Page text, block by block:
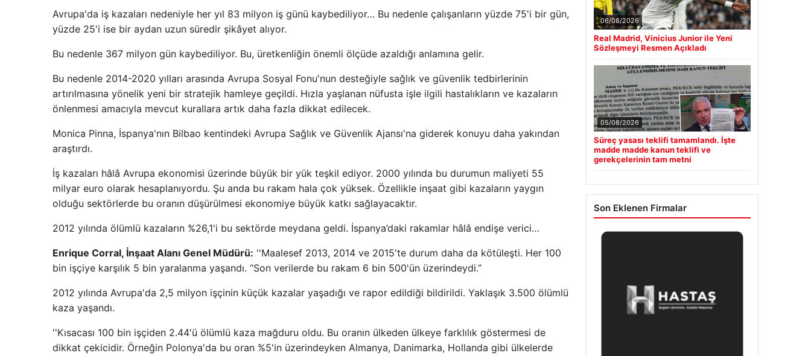
Avrupa'da iş kazaları nedeniyle her yıl 83 milyon iş günü kaybediliyor… Bu nedenle çalışanların yüzde 75'i bir gün,
yüzde 25'i ise bir aydan uzun süredir şikâyet alıyor.
Bu nedenle 367 milyon gün kaybediliyor. Bu, üretkenliğin önemli ölçüde azaldığı anlamına gelir.
Bu nedenle 2014-2020 yılları arasında Avrupa Sosyal Fonu'nun desteğiyle sağlık ve güvenlik tedbirlerinin
artırılmasına yönelik yeni bir stratejik hamleye geçildi. Hızla yaşlanan nüfusta işle ilgili hastalıkların ve kazaların
önlenmesi amacıyla mevcut kurallara artık daha fazla dikkat edilecek.
Monica Pinna, İspanya'nın Bilbao kentindeki Avrupa Sağlık ve Güvenlik Ajansı'na giderek konuyu daha yakından
araştırdı.
İş kazaları hâlâ Avrupa ekonomisi üzerinde büyük bir yük teşkil ediyor. 2000 yılında bu durumun maliyeti 55
milyar euro olarak hesaplanıyordu. Şu anda bu rakam hala çok yüksek. Özellikle inşaat gibi kazaların yaygın
olduğu sektörlerde bu oranın düşürülmesi ekonomiye büyük katkı sağlayacaktır.
2012 yılında ölümlü kazaların %26,1'i bu sektörde meydana geldi. İspanya’daki rakamlar hâlâ endişe verici…
Enrique Corral, İnşaat Alanı Genel Müdürü: ''Maalesef 2013, 2014 ve 2015'te durum daha da kötüleşti. Her 100
bin işçiye karşılık 5 bin yaralanma yaşandı. “Son verilerde bu rakam 6 bin 500'ün üzerindeydi.”
2012 yılında Avrupa'da 2,5 milyon işçinin küçük kazalar yaşadığı ve rapor edildiği bildirildi. Yaklaşık 3.500 ölümlü
kaza yaşandı.
''Kısacası 100 bin işçiden 2.44'ü ölümlü kaza mağduru oldu. Bu oranın ülkeden ülkeye farklılık göstermesi de
dikkat çekicidir. Örneğin Polonya'da bu oran %5'in üzerindeyken Almanya, Danimarka, Hollanda gibi ülkelerde
06/08/2026
Real Madrid, Vinicius Junior ile Yeni
Sözleşmeyi Resmen Açıkladı
05/08/2026
Süreç yasası teklifi tamamlandı. İşte
madde madde kanun teklifi ve
gerekçelerinin tam metni
Son Eklenen Firmalar